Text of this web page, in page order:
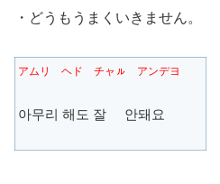
・どうもうまくいきません。
アムリ ヘド チャㇽ アンデヨ
아무리 해도 잘 안돼요